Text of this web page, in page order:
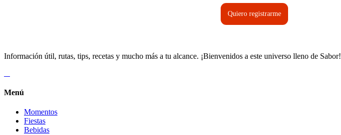
Quiero registrarme
Información útil, rutas, tips, recetas y mucho más a tu alcance. ¡Bienvenidos a este universo lleno de Sabor!
Menú
Momentos
Fiestas
Bebidas